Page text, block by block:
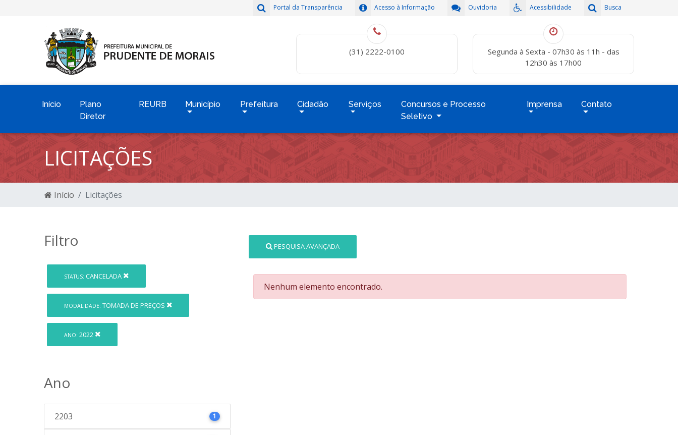
Busca
Acessibilidade
Ouvidoria
Acesso à Informação
Portal da Transparência
(31) 2222-0100
Segunda à Sexta - 07h30 às 11h - das
12h30 às 17h00
Início
Plano
Diretor
REURB Município Prefeitura Cidadão Serviços
Concursos e Processo
Seletivo
Imprensa Contato
LICITAÇÕES
Início Licitações
Filtro
STATUS: CANCELADA
MODALIDADE: TOMADA DE PREÇOS
ANO: 2022
Ano
2203 1
PESQUISA AVANÇADA
Nenhum elemento encontrado.